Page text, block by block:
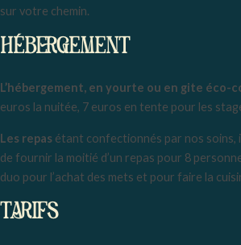
sur votre chemin.
HÉBERGEMENT
L’hébergement, en yourte ou en gite éco-
euros la nuitée, 7 euros en tente pour les
Les repas étant confectionnés par nos soins,
de fournir la moitié d’un repas pour 8
duo pour l’achat des mets et pour faire la
TARIFS